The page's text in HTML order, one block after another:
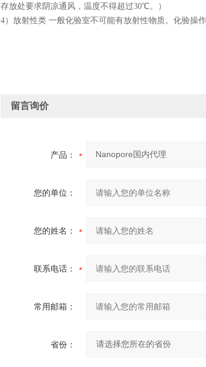
存放处要求阴凉通风，温度不得超过30℃。）
4）放射性类 一般化验室不可能有放射性物质。化验操
留言询价
产品：
您的单位：
您的姓名：
联系电话：
常用邮箱：
省份：